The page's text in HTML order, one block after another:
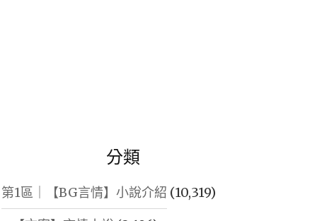
分類
第1區｜【BG言情】小說介紹 (10,319)